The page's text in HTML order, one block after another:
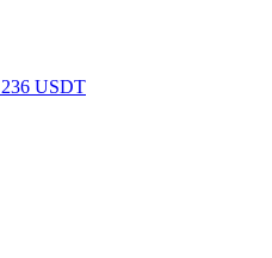
236 USDT